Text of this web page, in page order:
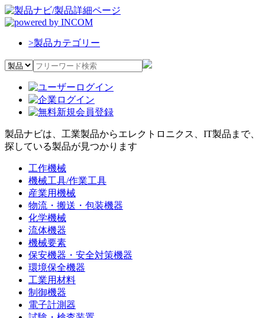
>製品カテゴリー
製品ナビは、工業製品からエレクトロニクス、IT製品まで、
探している製品が見つかります
工作機械
機械工具/作業工具
産業用機械
物流・搬送・包装機器
化学機械
流体機器
機械要素
保安機器・安全対策機器
環境保全機器
工業用材料
制御機器
電子計測器